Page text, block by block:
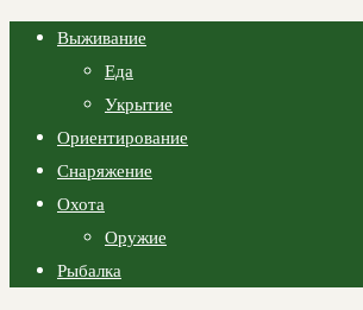
Выживание
Еда
Укрытие
Ориентирование
Снаряжение
Охота
Оружие
Рыбалка